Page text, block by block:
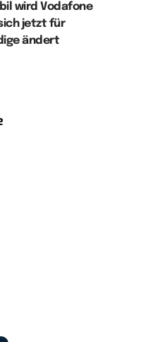
wird Vodafone
jetzt für
ändert